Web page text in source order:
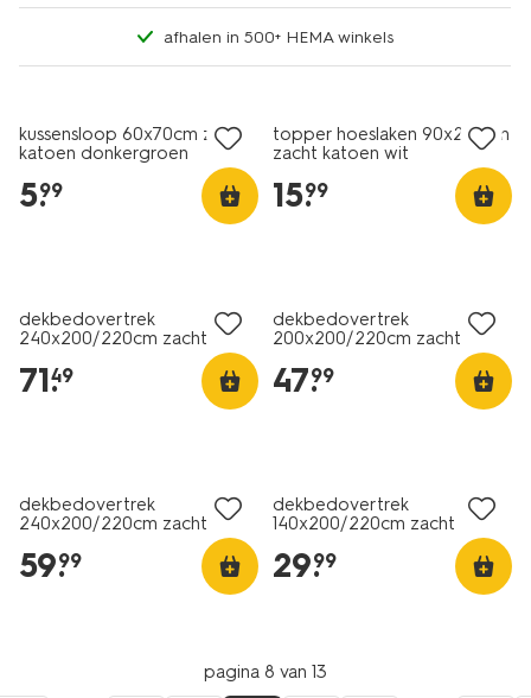
afhalen in 500+ HEMA winkels
kussensloop 60x70cm zacht
katoen donkergroen
5.
99
topper hoeslaken 90x200cm
zacht katoen wit
15.
99
dekbedovertrek
240x200/220cm zacht
71.
49
dekbedovertrek
200x200/220cm zacht
47.
99
dekbedovertrek
240x200/220cm zacht
59.
99
dekbedovertrek
140x200/220cm zacht
29.
99
pagina 8 van 13